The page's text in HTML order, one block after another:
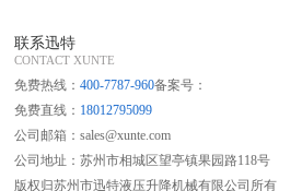
联系迅特
CONTACT XUNTE
免费热线：400-7787-960备案号：
免费直线： 18012795099
公司邮箱：sales@xunte.com
公司地址：苏州市相城区望亭镇果园路118号
版权归苏州市迅特液压升降机械有限公司所有